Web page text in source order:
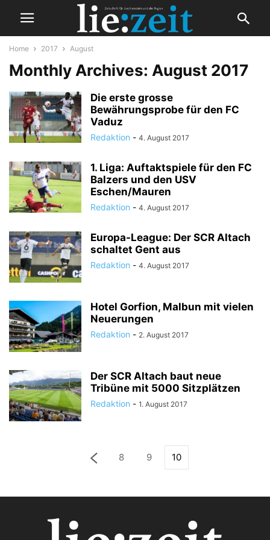
Home 2017 August
Monthly Archives: August 2017
Die erste grosse
Bewährungsprobe für den FC
Vaduz
Redaktion - 4. August 2017
1. Liga: Auftaktspiele für den FC
Balzers und den USV
Eschen/Mauren
Redaktion - 4. August 2017
Europa-League: Der SCR Altach
schaltet Gent aus
Redaktion - 4. August 2017
Hotel Gorfion, Malbun mit vielen
Neuerungen
Redaktion - 2. August 2017
Der SCR Altach baut neue
Tribüne mit 5000 Sitzplätzen
Redaktion - 1. August 2017
8 9 10